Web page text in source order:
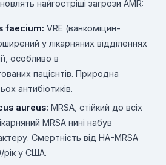
найгостріші загрози AMR:
faecium: VRE (ванкоміцин-
у лікарняних відділеннях
особливо в
пацієнтів. Природна
антибіотиків.
aureus: MRSA, стійкий до всіх
MRSA нині набув
Смертність від HA-MRSA
рік у США.